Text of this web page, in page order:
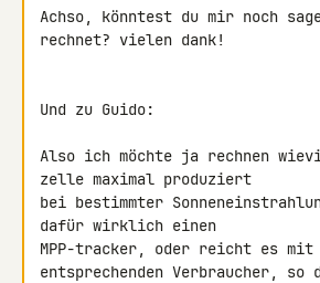
Achso, könntest du mir noch
rechnet? vielen dank!
Und zu Guido:
Also ich möchte ja rechnen
zelle maximal produziert
bei bestimmter
dafür wirklich einen
MPP-tracker, oder reicht es mit
entsprechenden Verbraucher, so